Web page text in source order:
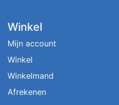
Winkel
Mijn account
Winkel
Winkelmand
Afrekenen